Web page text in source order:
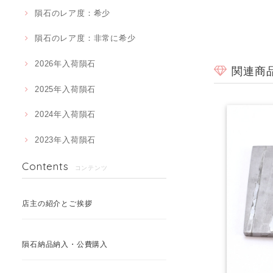
隕石のレア度：希少
隕石のレア度：非常に希少
2026年入荷隕石
2025年入荷隕石
2024年入荷隕石
2023年入荷隕石
Contents コンテンツ
店主の紹介とご挨拶
隕石納品納入・公費購入
関連商